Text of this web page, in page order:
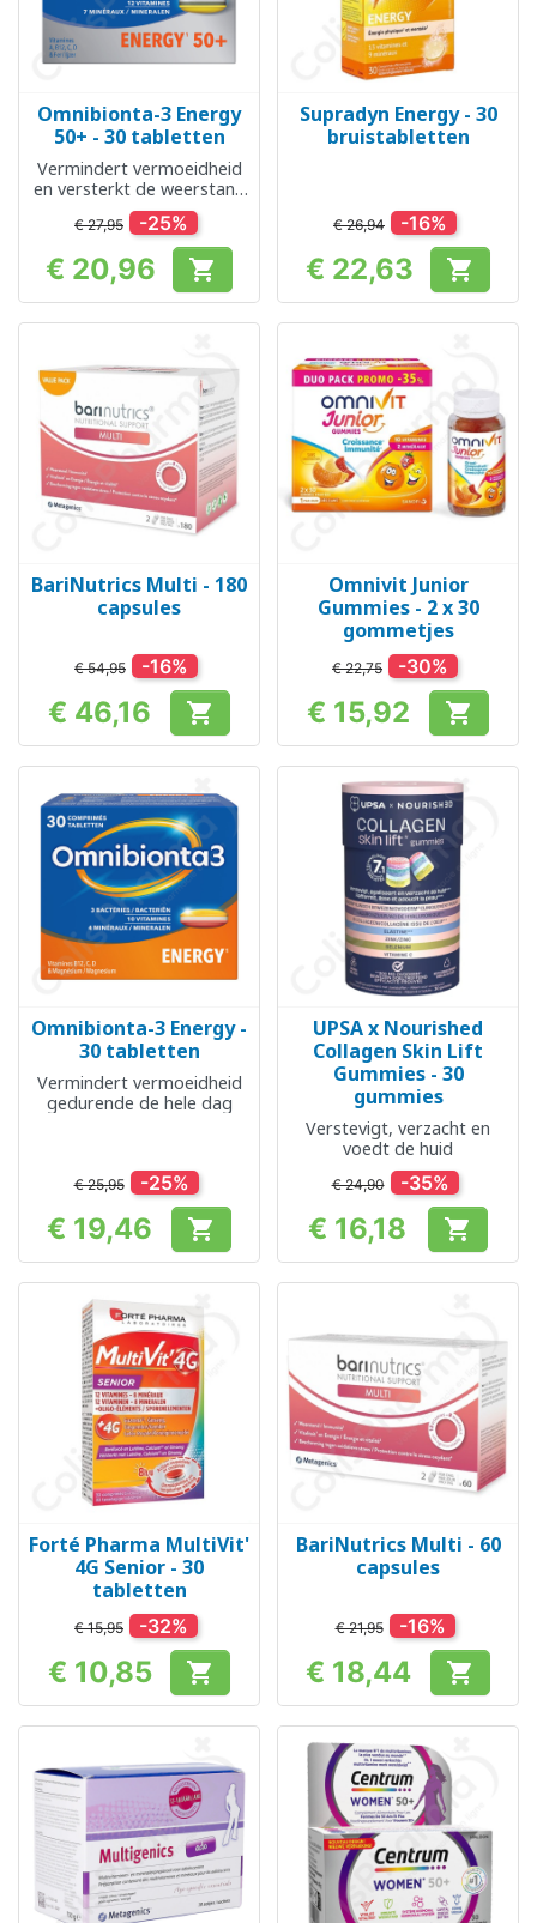
Omnibionta-3 Energy
50+ - 30 tabletten
Vermindert vermoeidheid
en versterkt de weerstand
van senioren
€ 27,95 -25%
Prijs
€ 20,96 
Supradyn Energy - 30
bruistabletten
€ 26,94 -16%
Prijs
€ 22,63 
BariNutrics Multi - 180
capsules
€ 54,95 -16%
Prijs
€ 46,16 
Omnivit Junior
Gummies - 2 x 30
gommetjes
€ 22,75 -30%
Prijs
€ 15,92 
Omnibionta-3 Energy -
30 tabletten
Vermindert vermoeidheid
gedurende de hele dag
€ 25,95 -25%
Prijs
€ 19,46 
UPSA x Nourished
Collagen Skin Lift
Gummies - 30
gummies
Verstevigt, verzacht en
voedt de huid
€ 24,90 -35%
Prijs
€ 16,18 
Forté Pharma MultiVit'
4G Senior - 30
tabletten
€ 15,95 -32%
Prijs
€ 10,85 
BariNutrics Multi - 60
capsules
€ 21,95 -16%
Prijs
€ 18,44 